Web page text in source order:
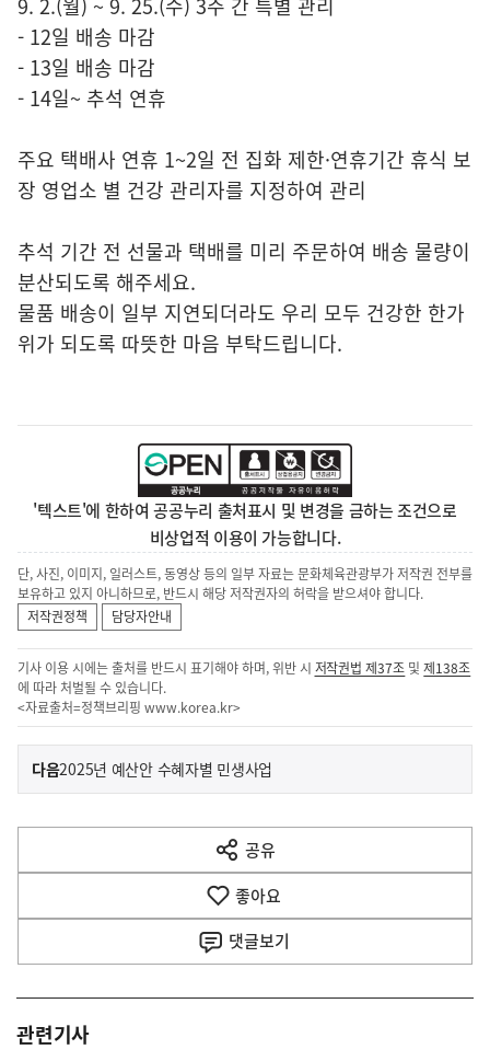
- 12일 배송 마감
- 13일 배송 마감
- 14일~ 추석 연휴
주요 택배사 연휴 1~2일 전 집화 제한·연휴기간 휴식 보
장 영업소 별 건강 관리자를 지정하여 관리
추석 기간 전 선물과 택배를 미리 주문하여 배송 물량이
분산되도록 해주세요.
물품 배송이 일부 지연되더라도 우리 모두 건강한 한가
위가 되도록 따뜻한 마음 부탁드립니다.
'텍스트'에 한하여 공공누리 출처표시 및 변경을 금하는 조건으로
비상업적 이용이 가능합니다.
단, 사진, 이미지, 일러스트, 동영상 등의 일부 자료는 문화체육관광부가 저작권 전부를
보유하고 있지 아니하므로, 반드시 해당 저작권자의 허락을 받으셔야 합니다.
저작권정책
담당자안내
기사 이용 시에는 출처를 반드시 표기해야 하며, 위반 시 저작권법 제37조 및제138조
에 따라 처벌될 수 있습니다.
<자료출처=정책브리핑 www.korea.kr>
이
전
다
음
다음기
2025년 예산안 수혜자별 민생사업
공유
열
기
좋아요
댓글보기
관련기사